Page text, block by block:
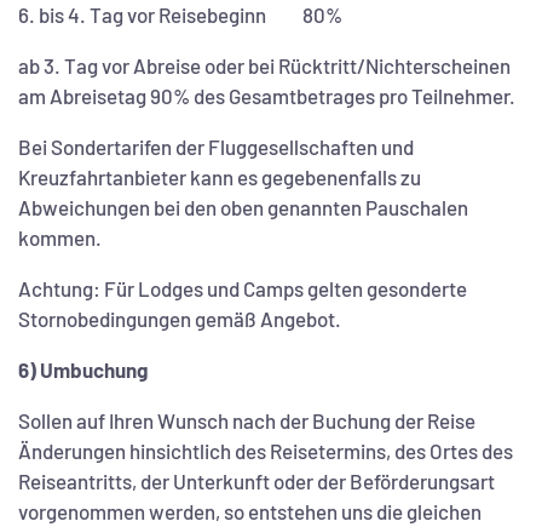
6. bis 4. Tag vor Reisebeginn 80%
ab 3. Tag vor Abreise oder bei Rücktritt/Nichterscheinen
am Abreisetag 90% des Gesamtbetrages pro Teilnehmer.
Bei Sondertarifen der Fluggesellschaften und
Kreuzfahrtanbieter kann es gegebenenfalls zu
Abweichungen bei den oben genannten Pauschalen
kommen.
Achtung: Für Lodges und Camps gelten gesonderte
Stornobedingungen gemäß Angebot.
6) Umbuchung
Sollen auf Ihren Wunsch nach der Buchung der Reise
Änderungen hinsichtlich des Reisetermins, des Ortes des
Reiseantritts, der Unterkunft oder der Beförderungsart
vorgenommen werden, so entstehen uns die gleichen